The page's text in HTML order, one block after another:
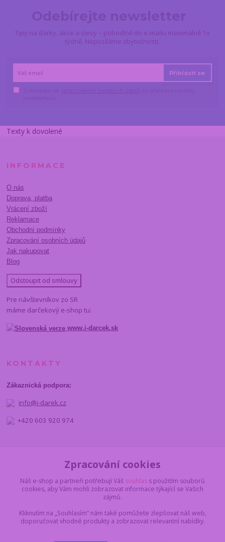
Tipy na dárky, akce a slevy – pohodlně do e-mailu maximálně 1x
týdně. Neposíláme zbytečnosti.
Přihlásit se
Texty k dovolené
INFORMACE
O nás
Doprava, platba
Vrácení zboží
Reklamace
Obchodní podmínky
Zpracování osobních údajů
Jak nakupovat
Blog
Odstoupit od smlouvy
Pre návštevníkov zo SR
máme darčekový e-shop tu:
www.i-darcek.sk
KONTAKTY
Zákaznická podpora:
info@i-darek.cz
+420 603 920 974
Zpracování cookies
Náš e-shop a partneři potřebují Váš souhlas s použitím souborů
cookies, aby Vám mohli zobrazovat informace týkající se Vašich
zájmů.
Kliknutím na „Souhlasím“ nám také pomůžete zlepšovat náš web,
doporučovat vhodné produkty a zobrazovat relevantní nabídky.